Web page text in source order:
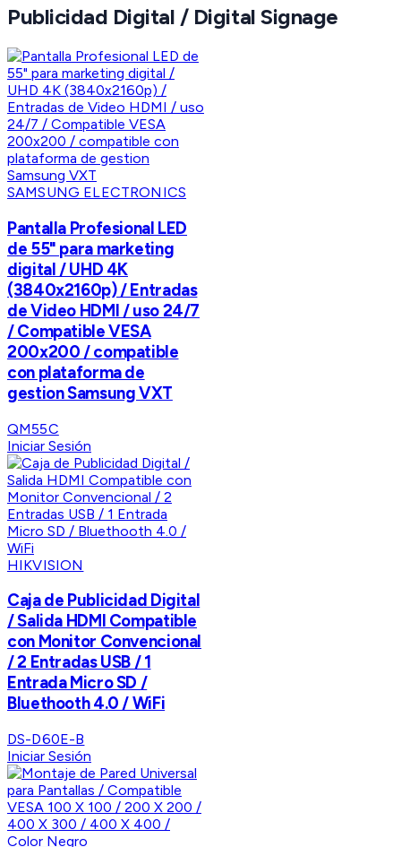
Publicidad Digital / Digital Signage
SAMSUNG ELECTRONICS
Pantalla Profesional LED
de 55" para marketing
digital / UHD 4K
(3840x2160p) / Entradas
de Video HDMI / uso 24/7
/ Compatible VESA
200x200 / compatible
con plataforma de
gestion Samsung VXT
QM55C
Iniciar Sesión
HIKVISION
Caja de Publicidad Digital
/ Salida HDMI Compatible
con Monitor Convencional
/ 2 Entradas USB / 1
Entrada Micro SD /
Bluethooth 4.0 / WiFi
DS-D60E-B
Iniciar Sesión